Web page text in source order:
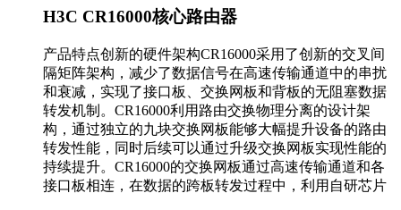
H3C CR16000核心路由器
产品特点创新的硬件架构CR16000采用了创新的交叉间
隔矩阵架构，减少了数据信号在高速传输通道中的串扰
和衰减，实现了接口板、交换网板和背板的无阻塞数据
转发机制。CR16000利用路由交换物理分离的设计架
构，通过独立的九块交换网板能够大幅提升设备的路由
转发性能，同时后续可以通过升级交换网板实现性能的
持续提升。CR16000的交换网板通过高速传输通道和各
接口板相连，在数据的跨板转发过程中，利用自研芯片